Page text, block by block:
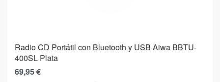
Radio CD Portátil con Bluetooth y USB Aiwa BBTU-
400SL Plata
69,95€